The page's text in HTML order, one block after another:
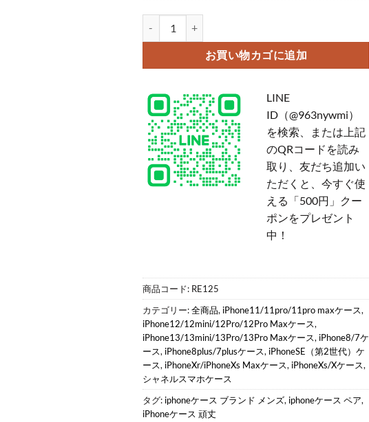
お買い物カゴに追加
LINE
ID（@963nywmi）
を検索、または上記
のQRコードを読み
取り、友だち追加い
ただくと、今すぐ使
える「500円」クー
ポンをプレゼント
中！
商品コード: RE125
カテゴリー:全商品, iPhone11/11pro/11pro maxケース,
iPhone12/12mini/12Pro/12Pro Maxケース,
iPhone13/13mini/13Pro/13Pro Maxケース, iPhone8/7ケ
ース, iPhone8plus/7plusケース, iPhoneSE（第2世代）ケ
ース, iPhoneXr/iPhoneXs Maxケース, iPhoneXs/Xケース,
シャネルスマホケース
タグ: iphoneケース ブランド メンズ, iphoneケース ペア,
iPhoneケース 頑丈